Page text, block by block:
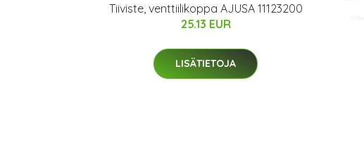
Tiiviste, venttiilikoppa AJUSA 11123200
25.13 EUR
LISÄTIETOJA